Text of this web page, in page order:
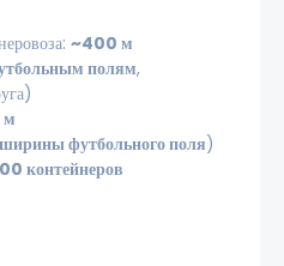
~400 м
полям,
футбольного поля)
контейнеров